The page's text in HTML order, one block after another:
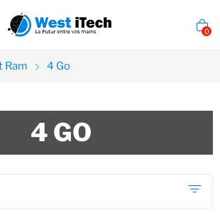
0
Ram 4 Go
4 GO